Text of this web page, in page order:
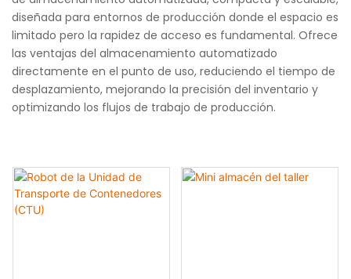
diseñada para entornos de producción donde el espacio es
limitado pero la rapidez de acceso es fundamental. Ofrece
las ventajas del almacenamiento automatizado
directamente en el punto de uso, reduciendo el tiempo de
desplazamiento, mejorando la precisión del inventario y
optimizando los flujos de trabajo de producción.